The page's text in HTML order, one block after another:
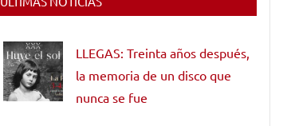
LLEGAS: Treinta años después,
la memoria de un disco que
nunca se fue